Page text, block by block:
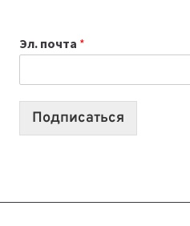
2026:
10
Эл. почта *
Подписаться